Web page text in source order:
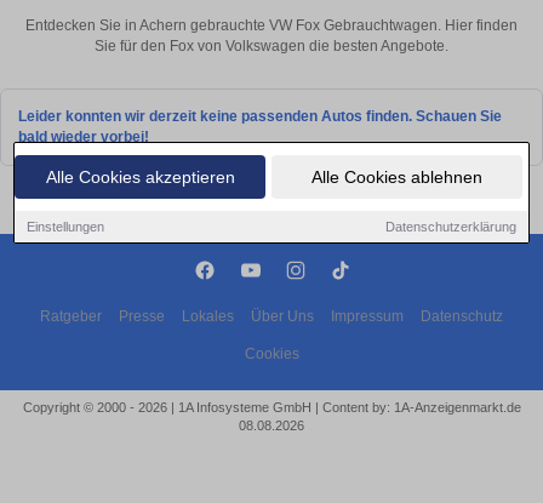
Alle Cookies akzeptieren Alle Cookies ablehnen
Einstellungen Datenschutzerklärung
Entdecken Sie in Achern gebrauchte VW Fox Gebrauchtwagen. Hier finden
Sie für den Fox von Volkswagen die besten Angebote.
Leider konnten wir derzeit keine passenden Autos finden. Schauen Sie
bald wieder vorbei!
Ratgeber Presse Lokales Über Uns Impressum Datenschutz
Cookies
Copyright © 2000 - 2026 | 1A Infosysteme GmbH | Content by: 1A-Anzeigenmarkt.de
08.08.2026